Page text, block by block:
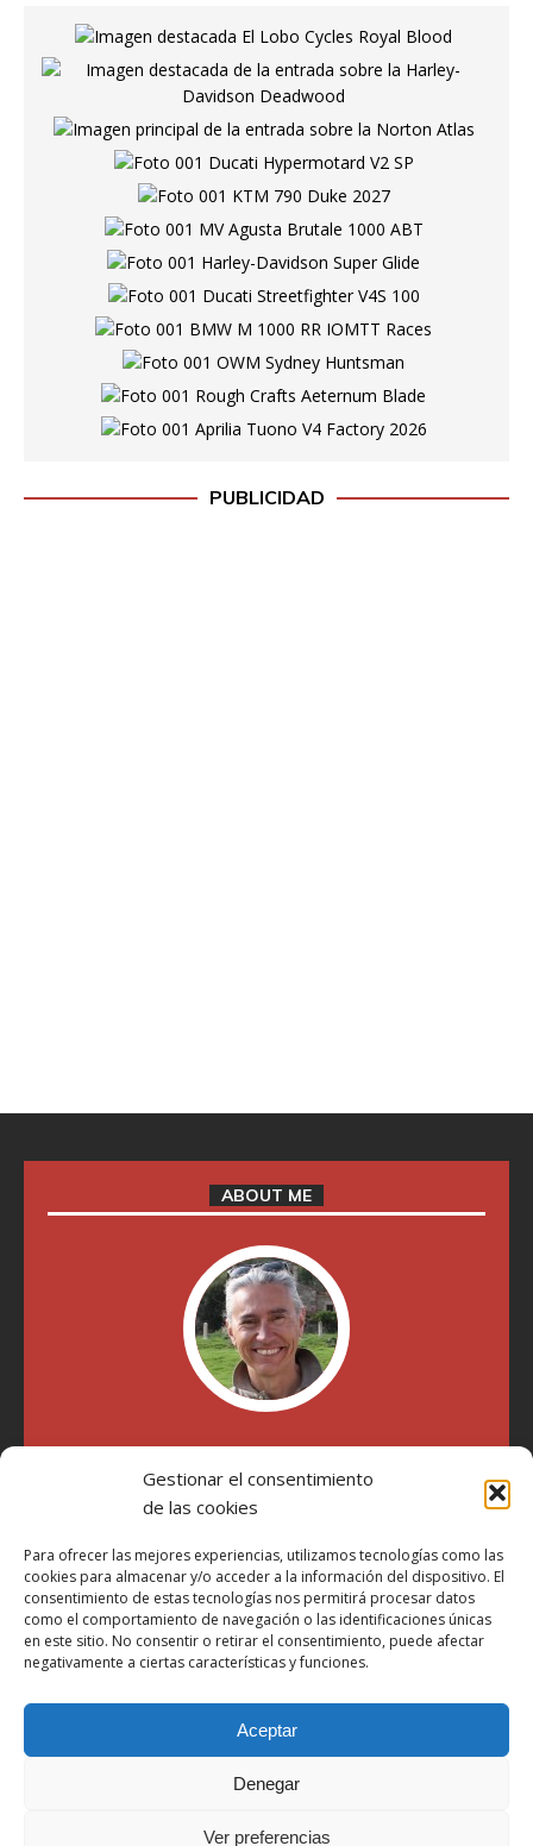
Gestionar el consentimiento
de las cookies
Para ofrecer las mejores experiencias, utilizamos tecnologías como las
cookies para almacenar y/o acceder a la información del dispositivo. El
consentimiento de estas tecnologías nos permitirá procesar datos
como el comportamiento de navegación o las identificaciones únicas
en este sitio. No consentir o retirar el consentimiento, puede afectar
negativamente a ciertas características y funciones.
Aceptar
Denegar
Ver preferencias
PUBLICIDAD
ABOUT ME
"Soy Manel Hospido, nací en Valencia en 1969 y desde el
año 2007 he escrito sobre motos en distintos medios.
Millatrece.com es una apuesta por escribir sobre lo que me
participa"
Aviso Legal
Política de Privacidad
Más Información sobre Cookies